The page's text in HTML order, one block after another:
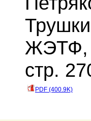
ЖЭТФ,
стр.
PDF (400.9K)